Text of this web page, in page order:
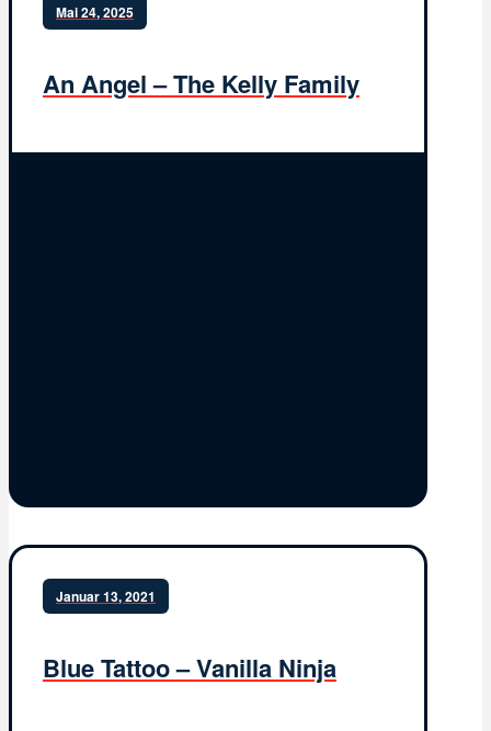
Mai 24, 2025
An Angel – The Kelly Family
Januar 13, 2021
Blue Tattoo – Vanilla Ninja